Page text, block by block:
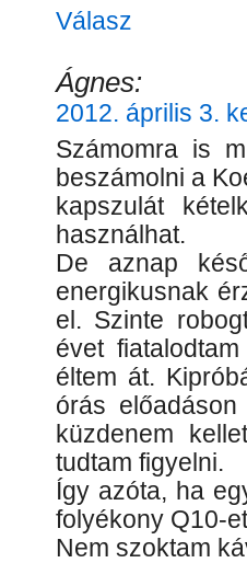
Válasz
Ágnes:
2012. április 3.
Számomra is
beszámolni a
kapszulát
használhat.
De aznap
energikusnak
el. Szinte
évet
éltem át.
órás
küzdenem
tudtam figyelni.
Így azóta, ha
folyékony Q10-
Nem szoktam